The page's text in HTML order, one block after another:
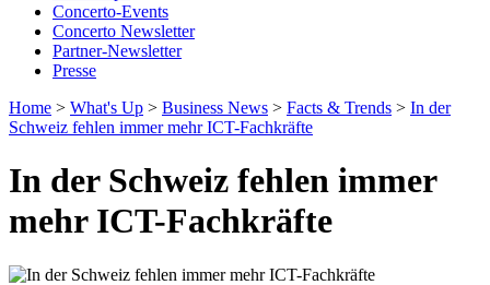
Concerto-Events
Concerto Newsletter
Partner-Newsletter
Presse
Home > What's Up > Business News > Facts & Trends > In der
Schweiz fehlen immer mehr ICT-Fachkräfte
In der Schweiz fehlen immer
mehr ICT-Fachkräfte